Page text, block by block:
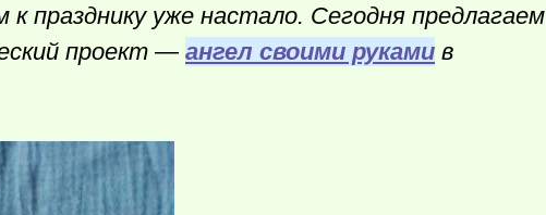
празднику уже настало. Сегодня предлагаем
проект — ангел своими руками в